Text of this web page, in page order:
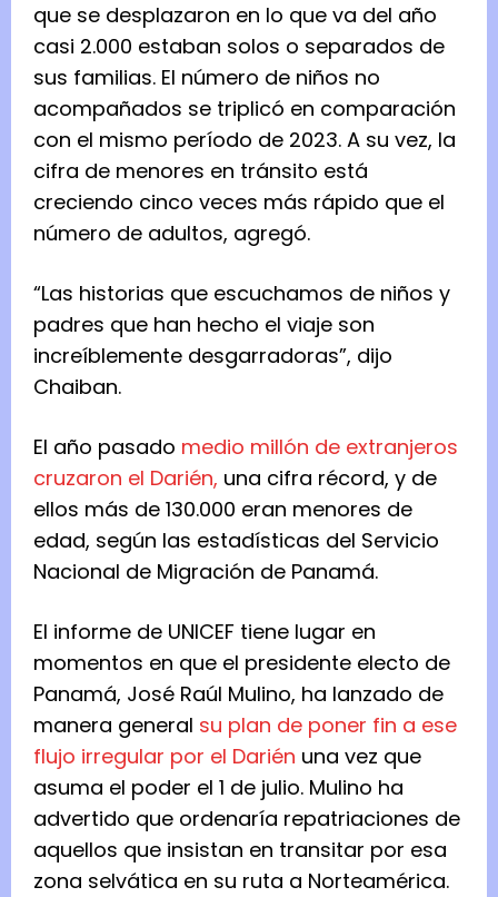
que se desplazaron en lo que va del año
casi 2.000 estaban solos o separados de
sus familias. El número de niños no
acompañados se triplicó en comparación
con el mismo período de 2023. A su vez, la
cifra de menores en tránsito está
creciendo cinco veces más rápido que el
número de adultos, agregó.
“Las historias que escuchamos de niños y
padres que han hecho el viaje son
increíblemente desgarradoras”, dijo
Chaiban.
El año pasado medio millón de extranjeros
cruzaron el Darién, una cifra récord, y de
ellos más de 130.000 eran menores de
edad, según las estadísticas del Servicio
Nacional de Migración de Panamá.
El informe de UNICEF tiene lugar en
momentos en que el presidente electo de
Panamá, José Raúl Mulino, ha lanzado de
manera general su plan de poner fin a ese
flujo irregular por el Darién una vez que
asuma el poder el 1 de julio. Mulino ha
advertido que ordenaría repatriaciones de
aquellos que insistan en transitar por esa
zona selvática en su ruta a Norteamérica.